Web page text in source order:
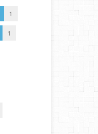
1
1